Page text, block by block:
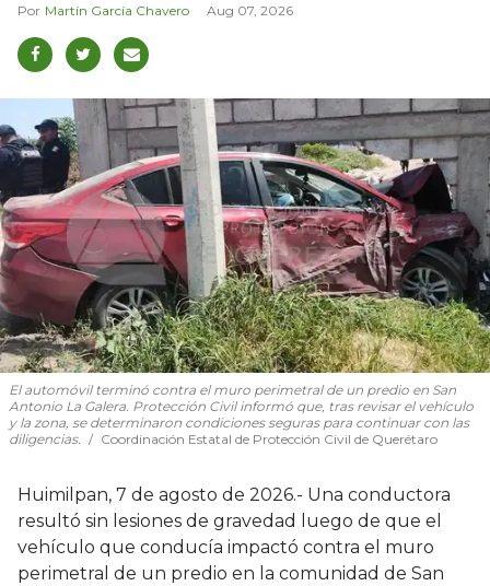
Martín García Chavero Aug 07, 2026
El automóvil terminó contra el muro perimetral de un predio en San
Antonio La Galera. Protección Civil informó que, tras revisar el vehículo
y la zona, se determinaron condiciones seguras para continuar con las
diligencias.
Coordinación Estatal de Protección Civil de Querétaro
Huimilpan, 7 de agosto de 2026.- Una conductora
resultó sin lesiones de gravedad luego de que el
vehículo que conducía impactó contra el muro
perimetral de un predio en la comunidad de San